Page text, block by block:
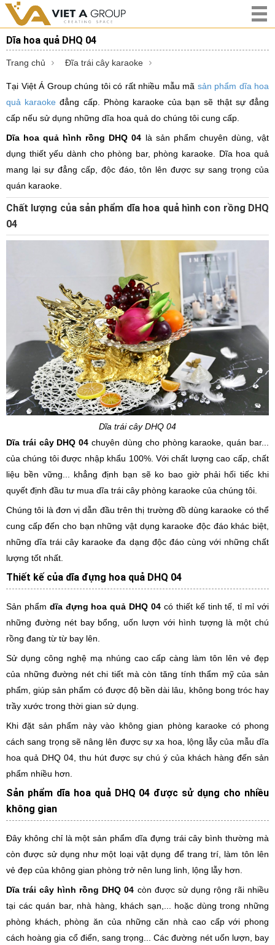
Dĩa hoa quả DHQ 04
Trang chủ Đĩa trái cây karaoke
Tại Việt Á Group chúng tôi có rất nhiều mẫu mã sản phẩm dĩa hoa
quả karaoke đẳng cấp. Phòng karaoke của bạn sẽ thật sự đẳng
cấp nếu sử dụng những dĩa hoa quả do chúng tôi cung cấp.
Dĩa hoa quả hình rồng DHQ 04 là sản phẩm chuyên dùng, vật
dụng thiết yếu dành cho phòng bar, phòng karaoke. Dĩa hoa quả
mang lại sự đẳng cấp, độc đáo, tôn lên được sự sang trọng của
quán karaoke.
Chất lượng của sản phẩm dĩa hoa quả hình con rồng DHQ
04
Dĩa trái cây DHQ 04
Dĩa trái cây DHQ 04 chuyên dùng cho phòng karaoke, quán bar...
của chúng tôi được nhập khẩu 100%. Với chất lượng cao cấp, chất
liệu bền vững... khẳng định bạn sẽ ko bao giờ phải hối tiếc khi
quyết định đầu tư mua dĩa trái cây phòng karaoke của chúng tôi.
Chúng tôi là đơn vị dẫn đầu trên thị trường đồ dùng karaoke có thể
cung cấp đến cho bạn những vật dụng karaoke độc đáo khác biệt,
những dĩa trái cây karaoke đa dạng độc đáo cùng với những chất
lượng tốt nhất.
Thiết kế của dĩa đựng hoa quả DHQ 04
Sản phẩm dĩa đựng hoa quả DHQ 04 có thiết kế tinh tế, tỉ mỉ với
những đường nét bay bổng, uốn lượn với hình tượng là một chú
rồng đang từ từ bay lên.
Sử dụng công nghệ mạ nhúng cao cấp càng làm tôn lên vẻ đẹp
của những đường nét chi tiết mà còn tăng tính thẩm mỹ của sản
phẩm, giúp sản phẩm có được độ bền dài lâu, không bong tróc hay
trầy xước trong thời gian sử dụng.
Khi đặt sản phẩm này vào không gian phòng karaoke có phong
cách sang trọng sẽ nâng lên được sự xa hoa, lộng lẫy của mẫu dĩa
hoa quả DHQ 04, thu hút được sự chú ý của khách hàng đến sản
phẩm nhiều hơn.
Sản phẩm dĩa hoa quả DHQ 04 được sử dụng cho nhiều
không gian
Đây không chỉ là một sản phẩm dĩa đựng trái cây bình thường mà
còn được sử dụng như một loại vật dụng để trang trí, làm tôn lên
vẻ đẹp của không gian phòng trở nên lung linh, lộng lẫy hơn.
Dĩa trái cây hình rồng DHQ 04 còn được sử dụng rộng rãi nhiều
tại các quán bar, nhà hàng, khách sạn,... hoặc dùng trong những
phòng khách, phòng ăn của những căn nhà cao cấp với phong
cách hoàng gia cổ điển, sang trọng... Các đường nét uốn lượn, bay